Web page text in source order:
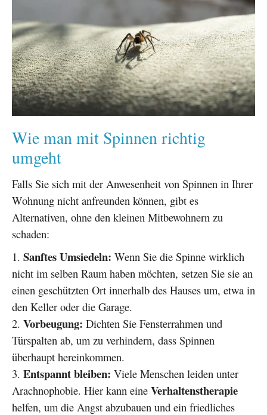
Wie man mit Spinnen richtig
umgeht
Falls Sie sich mit der Anwesenheit von Spinnen in Ihrer
Wohnung nicht anfreunden können, gibt es
Alternativen, ohne den kleinen Mitbewohnern zu
schaden:
Sanftes Umsiedeln: Wenn Sie die Spinne wirklich
nicht im selben Raum haben möchten, setzen Sie sie an
einen geschützten Ort innerhalb des Hauses um, etwa in
den Keller oder die Garage.
Vorbeugung: Dichten Sie Fensterrahmen und
Türspalten ab, um zu verhindern, dass Spinnen
überhaupt hereinkommen.
Entspannt bleiben: Viele Menschen leiden unter
Arachnophobie. Hier kann eine Verhaltenstherapie
helfen, um die Angst abzubauen und ein friedliches